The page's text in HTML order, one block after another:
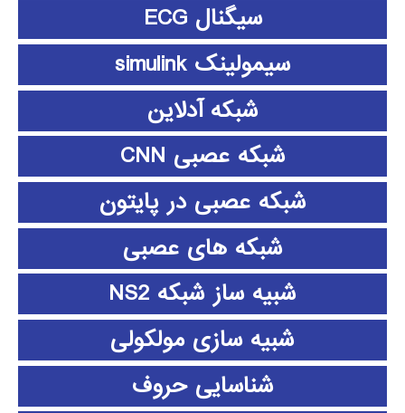
سیگنال ECG
سیمولینک simulink
شبکه آدلاین
شبکه عصبی CNN
شبکه عصبی در پایتون
شبکه های عصبی
شبیه ساز شبکه NS2
شبیه سازی مولکولی
شناسایی حروف